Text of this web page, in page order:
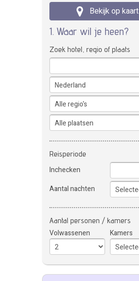
Bekijk op kaart
1. Waar wil je heen?
Zoek hotel, regio of plaats
Reisperiode
Inchecken
Aantal nachten
Aantal personen / kamers
Volwassenen Kamers